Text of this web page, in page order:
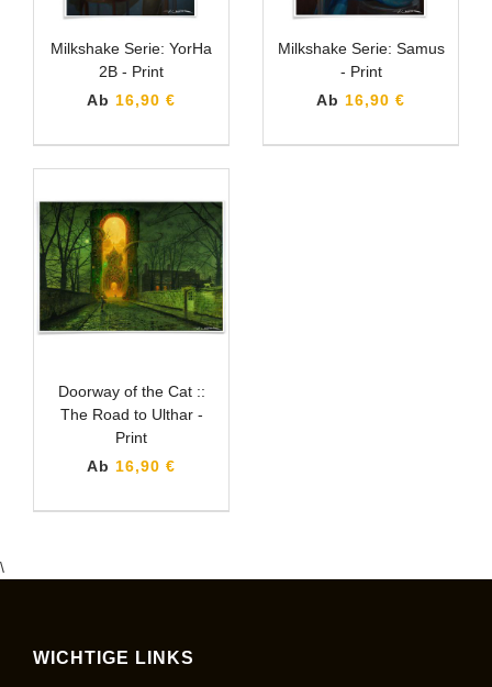
Milkshake Serie: YorHa
2B - Print
Ab 16,90 €
Milkshake Serie: Samus
- Print
Ab 16,90 €
Doorway of the Cat ::
The Road to Ulthar -
Print
Ab 16,90 €
\
WICHTIGE LINKS